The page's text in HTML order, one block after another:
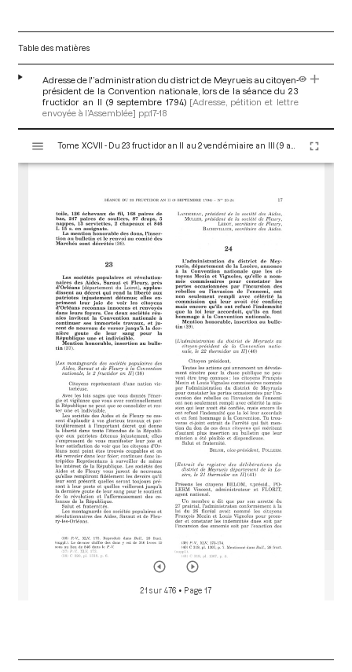
Table des matières
Adresse de l'’administration du district de Meyrueis au citoyen-
président de la Convention nationale, lors de la séance du 23
fructidor an II (9 septembre 1794) [Adresse, pétition et lettre
envoyée à l’Assemblée] pp.17-18
s
21 sur 476 • Page 17